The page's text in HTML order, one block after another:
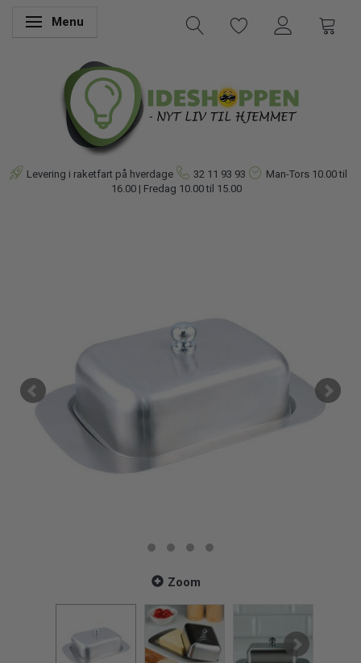
Skifte navigation
Menu
Levering i raketfart på hverdage 32 11 93 93 Man-Tors 10.00 til
16.00 | Fredag 10.00 til 15.00
Zoom